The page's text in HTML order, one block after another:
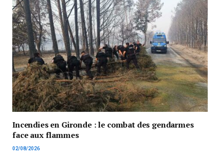
Incendies en Gironde : le combat des gendarmes
face aux flammes
02/08/2026